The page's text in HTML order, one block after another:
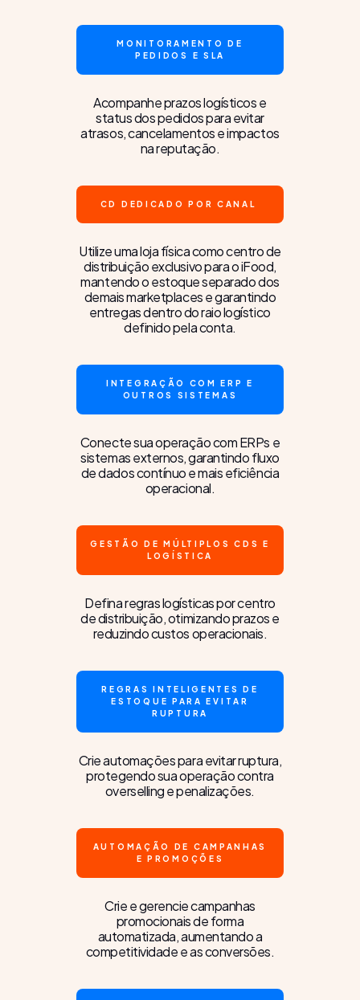
MONITORAMENTO DE
PEDIDOS E SLA
Acompanhe prazos logísticos e
status dos pedidos para evitar
atrasos, cancelamentos e impactos
na reputação.
CD DEDICADO POR CANAL
Utilize uma loja física como centro de
distribuição exclusivo para o iFood,
mantendo o estoque separado dos
demais marketplaces e garantindo
entregas dentro do raio logístico
definido pela conta.
INTEGRAÇÃO COM ERP E
OUTROS SISTEMAS
Conecte sua operação com ERPs e
sistemas externos, garantindo fluxo
de dados contínuo e mais eficiência
operacional.
GESTÃO DE MÚLTIPLOS CDS E
LOGÍSTICA
Defina regras logísticas por centro
de distribuição, otimizando prazos e
reduzindo custos operacionais.
REGRAS INTELIGENTES DE
ESTOQUE PARA EVITAR
RUPTURA
Crie automações para evitar ruptura,
protegendo sua operação contra
overselling e penalizações.
AUTOMAÇÃO DE CAMPANHAS
E PROMOÇÕES
Crie e gerencie campanhas
promocionais de forma
automatizada, aumentando a
competitividade e as conversões.